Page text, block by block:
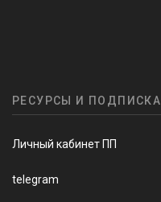
РЕСУРСЫ И ПОДПИСКА
Личный кабинет ПП
telegram